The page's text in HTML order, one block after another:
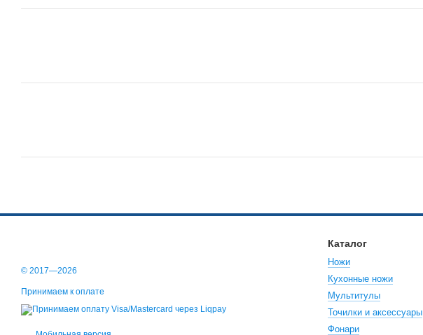
© 2017—2026
Принимаем к оплате
Каталог
Ножи
Кухонные ножи
Мультитулы
Точилки и аксессуары
Фонари